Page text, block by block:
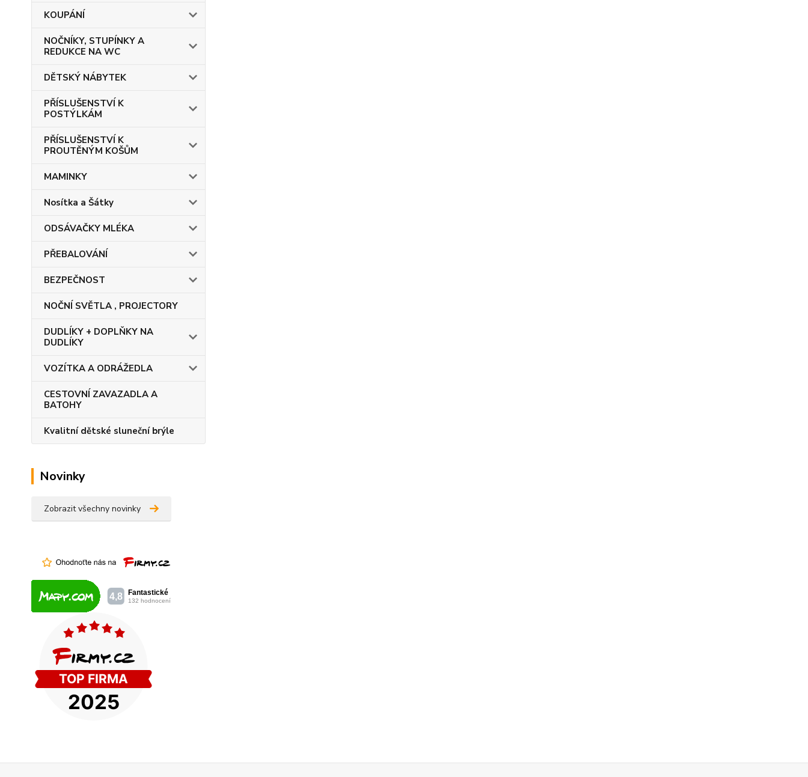
KOUPÁNÍ
NOČNÍKY, STUPÍNKY A
REDUKCE NA WC
DĚTSKÝ NÁBYTEK
PŘÍSLUŠENSTVÍ K
POSTÝLKÁM
PŘÍSLUŠENSTVÍ K
PROUTĚNÝM KOŠŮM
MAMINKY
Nosítka a Šátky
ODSÁVAČKY MLÉKA
PŘEBALOVÁNÍ
BEZPEČNOST
NOČNÍ SVĚTLA , PROJECTORY
DUDLÍKY + DOPLŇKY NA
DUDLÍKY
VOZÍTKA A ODRÁŽEDLA
CESTOVNÍ ZAVAZADLA A
BATOHY
Kvalitní dětské sluneční brýle
Novinky
Zobrazit všechny novinky